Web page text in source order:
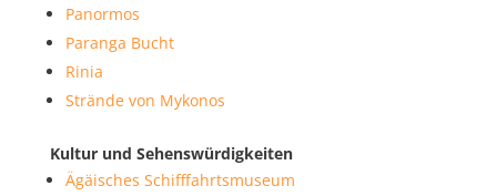
Panormos
Paranga Bucht
Rinia
Strände von Mykonos
Kultur und Sehenswürdigkeiten
Ägäisches Schifffahrtsmuseum